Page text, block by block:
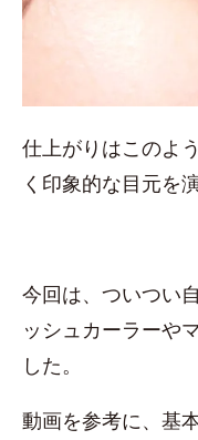
仕上がりはこのよ
く印象的な目元を
今回は、ついつい
ッシュカーラーや
した。
動画を参考に、基